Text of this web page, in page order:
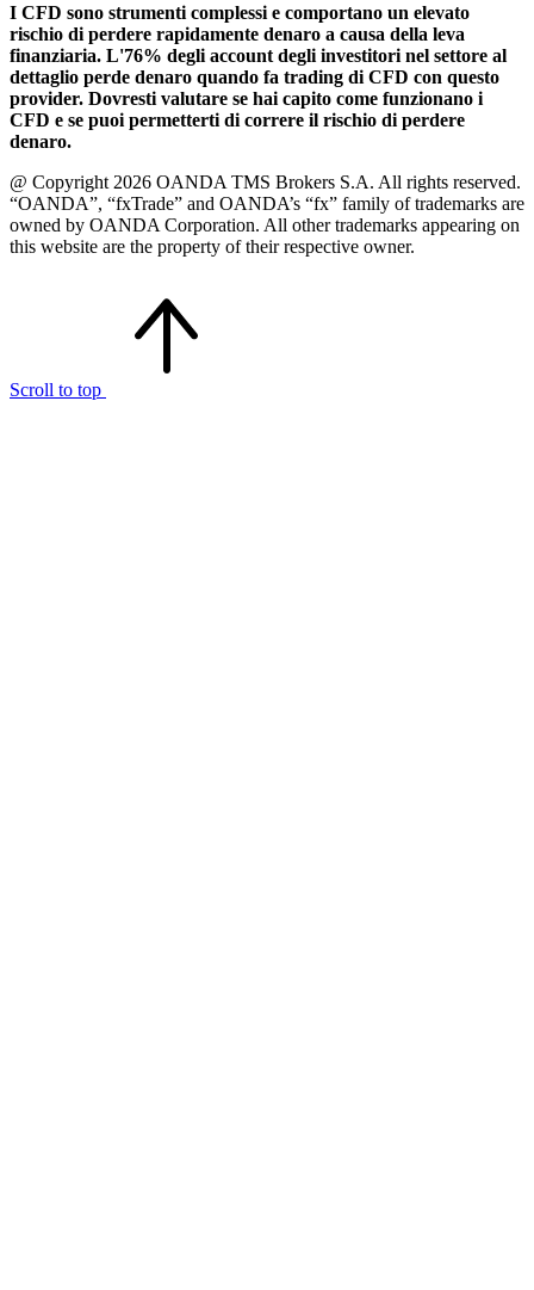
I CFD sono strumenti complessi e comportano un elevato
rischio di perdere rapidamente denaro a causa della leva
finanziaria. L'76% degli account degli investitori nel settore al
dettaglio perde denaro quando fa trading di CFD con questo
provider. Dovresti valutare se hai capito come funzionano i
CFD e se puoi permetterti di correre il rischio di perdere
denaro.
@ Copyright 2026 OANDA TMS Brokers S.A. All rights reserved.
“OANDA”, “fxTrade” and OANDA’s “fx” family of trademarks are
owned by OANDA Corporation. All other trademarks appearing on
this website are the property of their respective owner.
Scroll to top